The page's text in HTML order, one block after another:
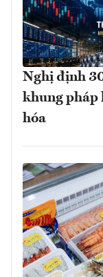
Nghị định
khung pháp
hóa